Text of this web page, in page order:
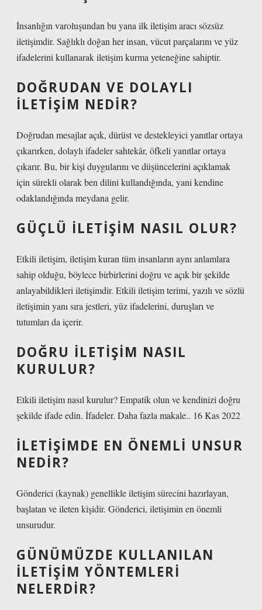
İnsanlığın varoluşundan bu yana ilk iletişim aracı sözsüz
iletişimdir. Sağlıklı doğan her insan, vücut parçalarını ve yüz
ifadelerini kullanarak iletişim kurma yeteneğine sahiptir.
DOĞRUDAN VE DOLAYLI
ILETIŞIM NEDIR?
Doğrudan mesajlar açık, dürüst ve destekleyici yanıtlar ortaya
çıkarırken, dolaylı ifadeler sahtekâr, öfkeli yanıtlar ortaya
çıkarır. Bu, bir kişi duygularını ve düşüncelerini açıklamak
için sürekli olarak ben dilini kullandığında, yani kendine
odaklandığında meydana gelir.
GÜÇLÜ ILETIŞIM NASIL OLUR?
Etkili iletişim, iletişim kuran tüm insanların aynı anlamlara
sahip olduğu, böylece birbirlerini doğru ve açık bir şekilde
anlayabildikleri iletişimdir. Etkili iletişim terimi, yazılı ve sözlü
iletişimin yanı sıra jestleri, yüz ifadelerini, duruşları ve
tutumları da içerir.
DOĞRU ILETIŞIM NASIL
KURULUR?
Etkili iletişim nasıl kurulur? Empatik olun ve kendinizi doğru
şekilde ifade edin. İfadeler. Daha fazla makale.. 16 Kas 2022
İLETIŞIMDE EN ÖNEMLI UNSUR
NEDIR?
Gönderici (kaynak) genellikle iletişim sürecini hazırlayan,
başlatan ve ileten kişidir. Gönderici, iletişimin en önemli
unsurudur.
GÜNÜMÜZDE KULLANILAN
ILETIŞIM YÖNTEMLERI
NELERDIR?